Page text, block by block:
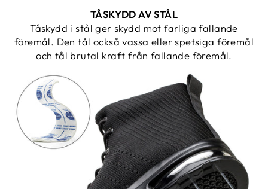
TÅSKYDD AV STÅL
Tåskydd i stål ger skydd mot farliga fallande
föremål. Den tål också vassa eller spetsiga föremål
och tål brutal kraft från fallande föremål.